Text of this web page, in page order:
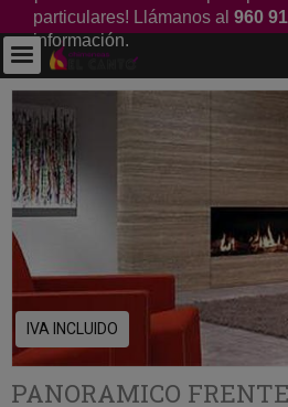
particulares! Llámanos al 960
información.
IVA INCLUIDO
PANORAMICO FRENTE